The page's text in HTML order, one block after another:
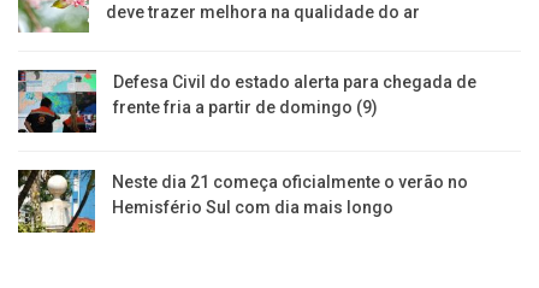
deve trazer melhora na qualidade do ar
Defesa Civil do estado alerta para chegada de
frente fria a partir de domingo (9)
Neste dia 21 começa oficialmente o verão no
Hemisfério Sul com dia mais longo